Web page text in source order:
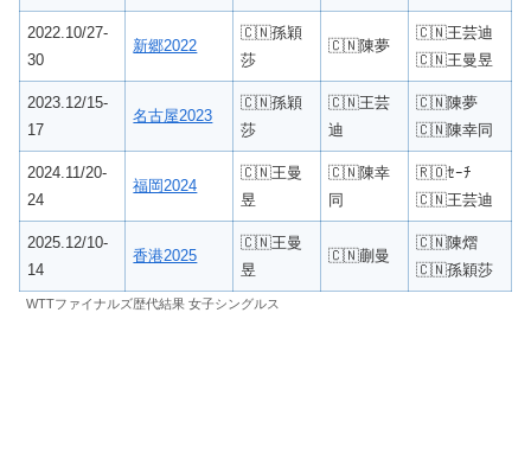
2022.10/27-
30
新郷2022
🇨🇳孫穎
莎
🇨🇳陳夢
🇨🇳王芸迪
🇨🇳王曼昱
2023.12/15-
17
名古屋2023
🇨🇳孫穎
莎
🇨🇳王芸
迪
🇨🇳陳夢
🇨🇳陳幸同
2024.11/20-
24
福岡2024
🇨🇳王曼
昱
🇨🇳陳幸
同
🇷🇴ｾｰﾁ
🇨🇳王芸迪
2025.12/10-
14
香港2025
🇨🇳王曼
昱
🇨🇳蒯曼
🇨🇳陳熠
🇨🇳孫穎莎
WTTファイナルズ歴代結果 女子シングルス